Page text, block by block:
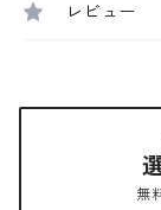
レビュー
無